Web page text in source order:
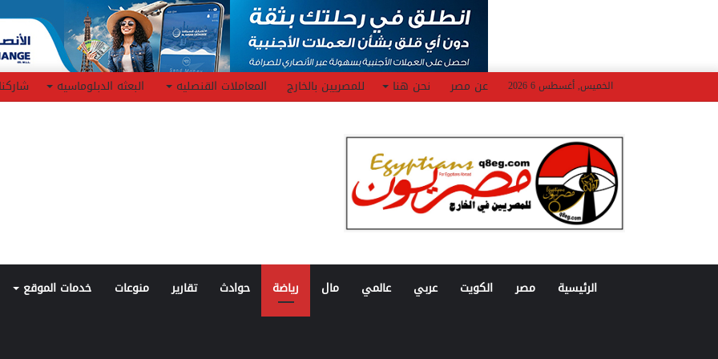
الخميس, أغسطس 6 2026 عن مصر نحن هنا للمصريين بالخارج المعاملات القنصليه البعثه الدبلوماسيه شاركنا
الرئيسية مصر الكويت عربي عالمي مال رياضة حوادث تقارير منوعات خدمات الموقع